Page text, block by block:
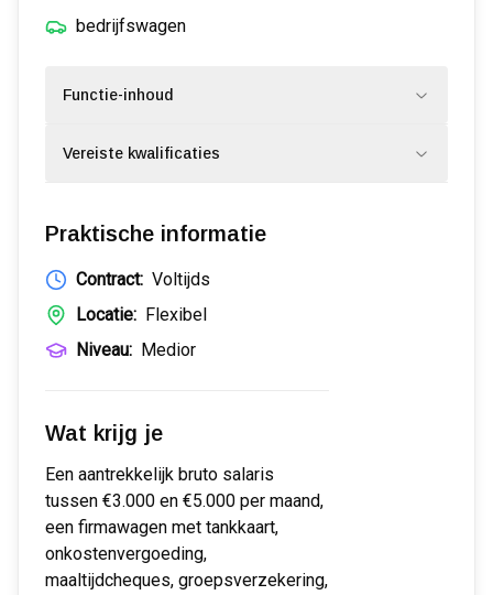
bedrijfswagen
Functie-inhoud
Vereiste kwalificaties
Praktische informatie
Contract: Voltijds
Locatie: Flexibel
Niveau: Medior
Wat krijg je
Een aantrekkelijk bruto salaris
tussen €3.000 en €5.000 per maand,
een firmawagen met tankkaart,
onkostenvergoeding,
maaltijdcheques, groepsverzekering,